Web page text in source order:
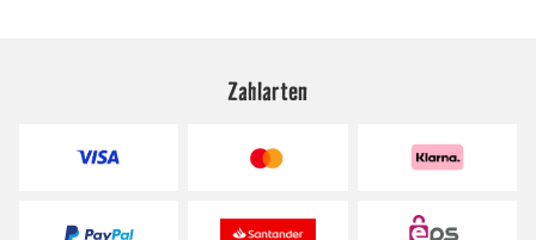
Zahlarten